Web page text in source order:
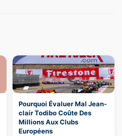
Pourquoi Évaluer Mal Jean-
clair Todibo Coûte Des
Millions Aux Clubs
Européens